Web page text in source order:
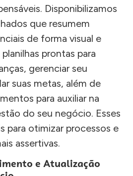
Disponibilizamos
que resumem
de forma visual e
prontas para
gerenciar seu
suas metas, além de
para auxiliar na
do seu negócio. Esses
para otimizar processos e
assertivas.
e Atualização